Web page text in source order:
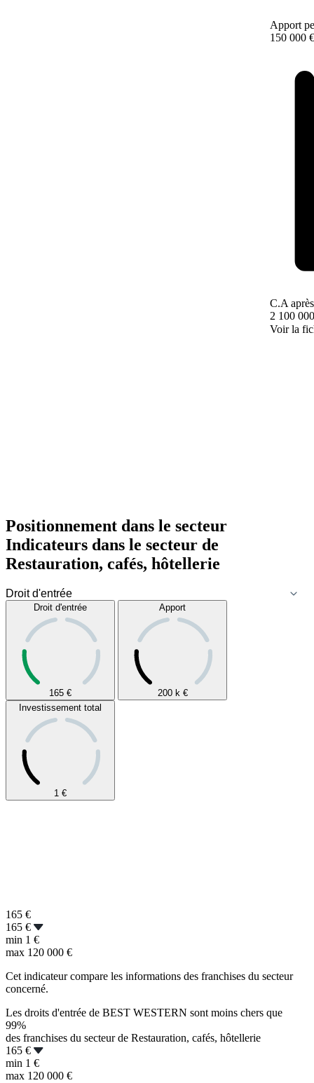
Apport
150 000 €
C.A
2 100
Voir la
Positionnement dans le secteur
Indicateurs dans le secteur de
Restauration, cafés, hôtellerie
Droit d'entrée
165 €
Apport
200 k €
Investissement total
1 €
165 €
165 €
min 1 €
max 120 000 €
Cet indicateur compare les informations des franchises du secteur
concerné.
Les droits d'entrée de BEST WESTERN sont moins chers que
99%
des franchises du secteur de Restauration, cafés, hôtellerie
165 €
min 1 €
max 120 000 €